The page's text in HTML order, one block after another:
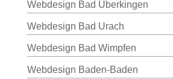
Webdesign Bad Überkingen
Webdesign Bad Urach
Webdesign Bad Wimpfen
Webdesign Baden-Baden